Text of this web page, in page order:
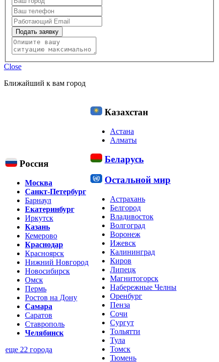
Подать заявку
Close
Ближайший к вам город
Россия
Москва
Санкт-Петербург
Барнаул
Екатеринбург
Иркутск
Казань
Кемерово
Краснодар
Красноярск
Нижний Новгород
Новосибирск
Омск
Пермь
Ростов на Дону
Самара
Саратов
Ставрополь
Челябинск
еще 22 города
Казахстан
Астана
Алматы
Беларусь
Остальной мир
Астрахань
Белгород
Владивосток
Волгоград
Воронеж
Ижевск
Калининград
Киров
Липецк
Магнитогорск
Набережные Челны
Оренбург
Пенза
Сочи
Сургут
Тольятти
Тула
Томск
Тюмень